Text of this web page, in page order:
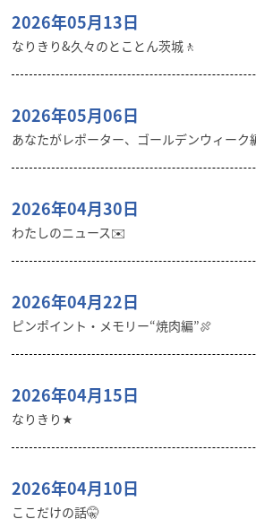
2026年05月13日
なりきり&久々のとことん茨城🚶
2026年05月06日
あなたがレポーター、ゴールデンウィーク
2026年04月30日
わたしのニュース✉️
2026年04月22日
ピンポイント・メモリー“焼肉編”🍖
2026年04月15日
なりきり★
2026年04月10日
ここだけの話🤫